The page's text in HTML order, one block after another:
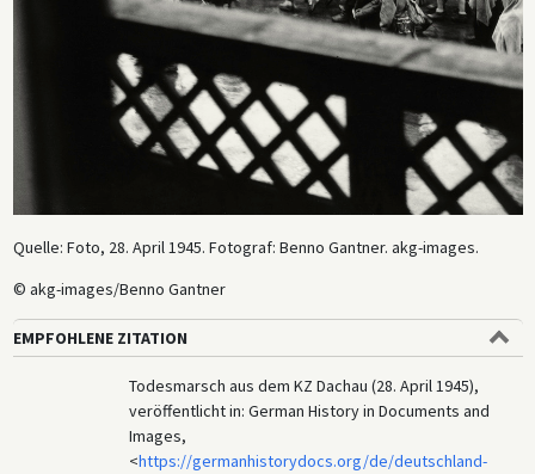
Quelle: Foto, 28. April 1945. Fotograf: Benno Gantner. akg-images.
© akg-images/Benno Gantner
EMPFOHLENE ZITATION
Todesmarsch aus dem KZ Dachau (28. April 1945),
veröffentlicht in: German History in Documents and
Images,
<https://germanhistorydocs.org/de/deutschland-